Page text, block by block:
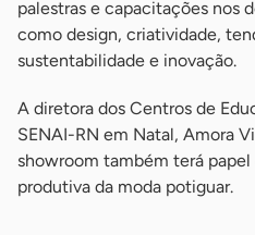
palestras e capacitações nos
como design, criatividade,
sustentabilidade e inovação.
A diretora dos Centros de
SENAI-RN em Natal, Amora
showroom também terá
produtiva da moda potiguar.